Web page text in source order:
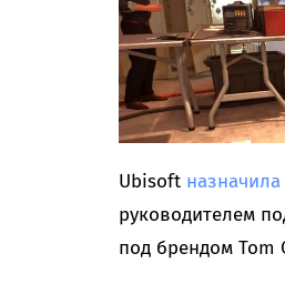
Ubisoft назначила
руководителем
под брендом Tom